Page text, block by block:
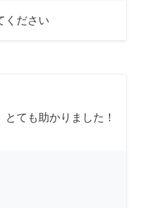
ください
ても助かりました！